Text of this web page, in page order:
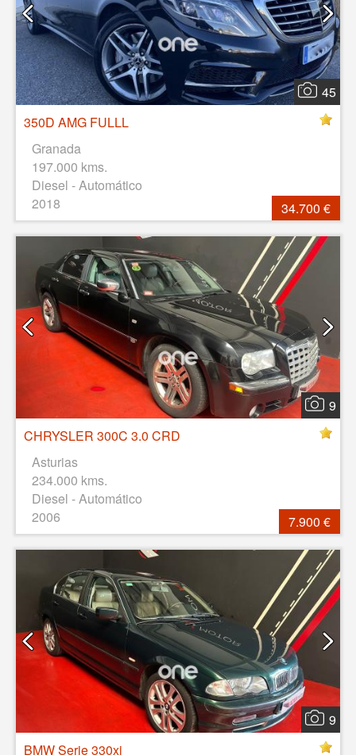
45
350D AMG FULLL
Granada
197.000 kms.
Diesel - Automático
2018
34.700 €
9
CHRYSLER 300C 3.0 CRD
Asturias
234.000 kms.
Diesel - Automático
2006
7.900 €
9
BMW Serie 330xi